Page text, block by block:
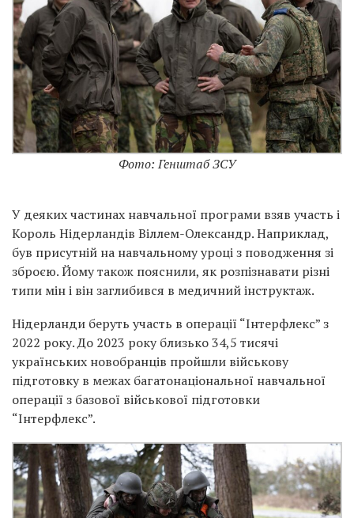
Фото: Генштаб ЗСУ
У деяких частинах навчальної програми взяв участь і
Король Нідерландів Віллем-Олександр. Наприклад,
був присутній на навчальному уроці з поводження зі
зброєю. Йому також пояснили, як розпізнавати різні
типи мін і він заглибився в медичний інструктаж.
Нідерланди беруть участь в операції “Інтерфлекс” з
2022 року. До 2023 року близько 34,5 тисячі
українських новобранців пройшли військову
підготовку в межах багатонаціональної навчальної
операції з базової військової підготовки
“Інтерфлекс”.